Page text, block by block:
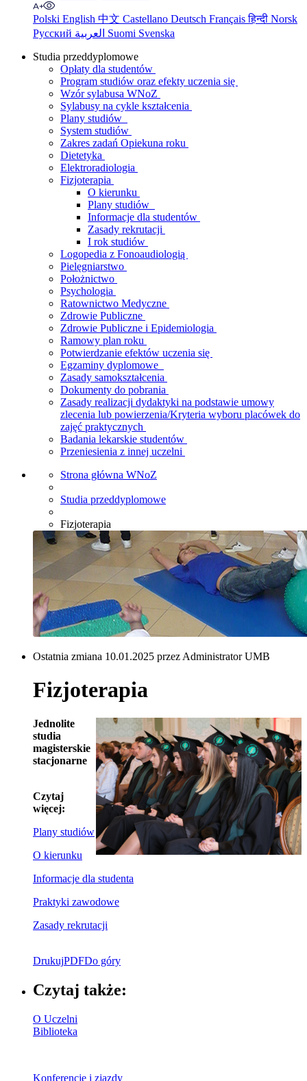
Polski English 中文 Castellano Deutsch Françaisहिन्दी Norsk
Русский
Suomi Svenska
Studia przeddyplomowe
Opłaty dla studentów
Program studiów oraz efekty uczenia się
Wzór sylabusa WNoZ
Sylabusy na cykle kształcenia
Plany studiów
System studiów
Zakres zadań Opiekuna roku
Dietetyka
Elektroradiologia
Fizjoterapia
O kierunku
Plany studiów
Informacje dla studentów
Zasady rekrutacji
I rok studiów
Logopedia z Fonoaudiologią
Pielęgniarstwo
Położnictwo
Psychologia
Ratownictwo Medyczne
Zdrowie Publiczne
Zdrowie Publiczne i Epidemiologia
Ramowy plan roku
Potwierdzanie efektów uczenia się
Egzaminy dyplomowe
Zasady samokształcenia
Dokumenty do pobrania
Zasady realizacji dydaktyki na podstawie umowy
zlecenia lub powierzenia/Kryteria wyboru placówek do
zajęć praktycznych
Badania lekarskie studentów
Przeniesienia z innej uczelni
Strona główna WNoZ
Studia przeddyplomowe
Fizjoterapia
Ostatnia zmiana 10.01.2025 przez Administrator UMB
Fizjoterapia
Jednolite
studia
magisterskie
stacjonarne
Czytaj
więcej:
Plany studiów
O kierunku
Informacje dla studenta
Praktyki zawodowe
Zasady rekrutacji
DrukujPDFDo góry
Czytaj także:
O Uczelni
Biblioteka
Konferencje i zjazdy